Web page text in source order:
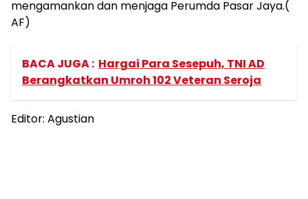
mengamankan dan menjaga Perumda Pasar Jaya.(
AF)
BACA JUGA : Hargai Para Sesepuh, TNI AD
Berangkatkan Umroh 102 Veteran Seroja
Editor: Agustian